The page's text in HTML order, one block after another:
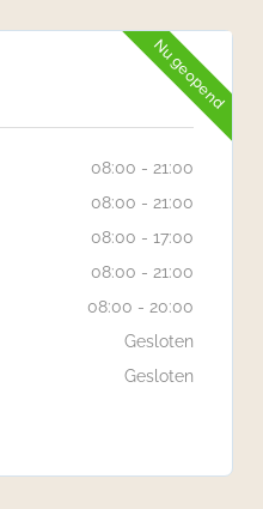
Nu geopend
08:00 - 21:00
08:00 - 21:00
08:00 - 17:00
08:00 - 21:00
08:00 - 20:00
Gesloten
Gesloten